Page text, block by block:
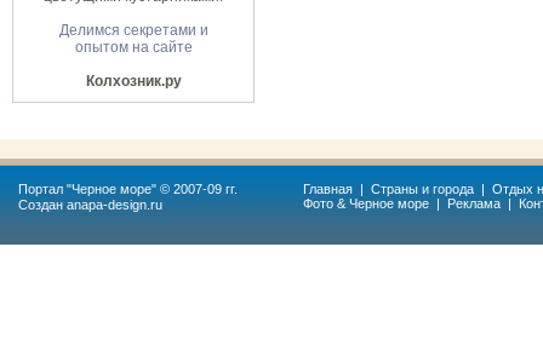
Делимся секретами и
опытом на сайте
Колхозник.ру
Портал "Черное море" © 2007-09 гг.
Создан anapa-design.ru
Главная | Страны и города | Отдых
Фото & Черное море | Реклама |